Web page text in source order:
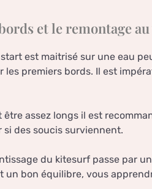
et le remontage
est maitrisé sur une eau
les premiers bords. Il est
assez longs il est
si des soucis surviennent.
du kitesurf passe par un
un bon équilibre, vous